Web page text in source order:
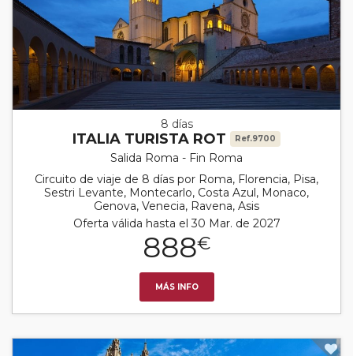
8 días
ITALIA TURISTA ROT Ref.9700
Salida Roma - Fin Roma
Circuito de viaje de 8 días por Roma, Florencia, Pisa,
Sestri Levante, Montecarlo, Costa Azul, Monaco,
Genova, Venecia, Ravena, Asis
Oferta válida hasta el 30 Mar. de 2027
888€
MÁS INFO